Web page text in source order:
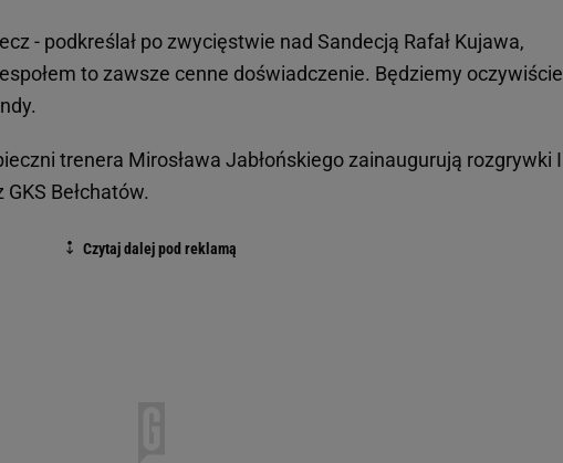
- podkreślał po zwycięstwie nad Sandecją Rafał Kujawa,
to zawsze cenne doświadczenie. Będziemy oczywiście
trenera Mirosława Jabłońskiego zainaugurują rozgrywki I
Bełchatów.